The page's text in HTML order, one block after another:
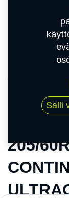
205/60R16
205/
Salli